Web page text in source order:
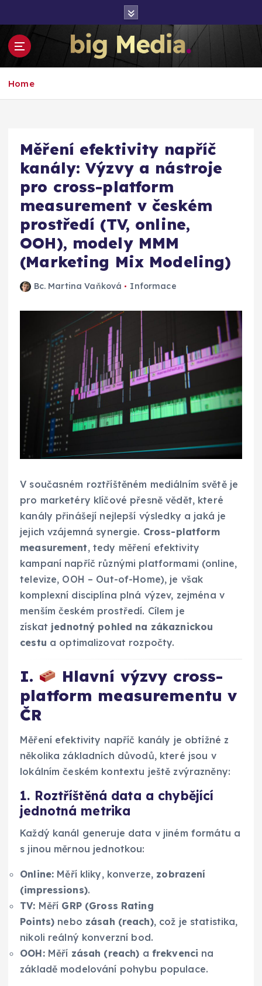
o
Inspirace pro mediální růst a podnikání
Home
Měření efektivity napříč
kanály: Výzvy a nástroje
pro cross-platform
measurement v českém
prostředí (TV, online,
OOH), modely MMM
(Marketing Mix Modeling)
Bc. Martina Vaňková Informace
V současném roztříštěném mediálním světě je
pro marketéry klíčové přesně vědět, které
kanály přinášejí nejlepší výsledky a jaká je
jejich vzájemná synergie. Cross-platform
measurement, tedy měření efektivity
kampaní napříč různými platformami (online,
televize, OOH – Out-of-Home), je však
komplexní disciplína plná výzev, zejména v
menším českém prostředí. Cílem je
získat jednotný pohled na zákaznickou
cestu a optimalizovat rozpočty.
I.
Hlavní výzvy cross-
platform measurementu v
ČR
Měření efektivity napříč kanály je obtížné z
několika základních důvodů, které jsou v
lokálním českém kontextu ještě zvýrazněny:
1. Roztříštěná data a chybějící
jednotná metrika
Každý kanál generuje data v jiném formátu a
s jinou měrnou jednotkou:
Online: Měří kliky, konverze, zobrazení
(impressions).
TV: Měří GRP (Gross Rating
Points) nebo zásah (reach), což je statistika,
nikoli reálný konverzní bod.
OOH:Měří zásah (reach) a frekvenci na
základě modelování pohybu populace.